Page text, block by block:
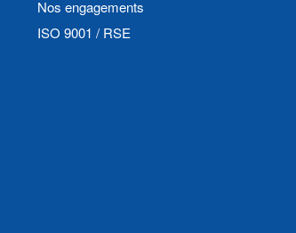
Nos engagements
ISO 9001 / RSE